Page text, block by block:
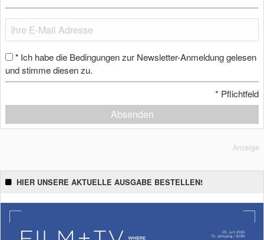
* Ich habe die Bedingungen zur Newsletter-Anmeldung gelesen
und stimme diesen zu.
* Pflichtfeld
Absenden
Anzeige
HIER UNSERE AKTUELLE AUSGABE BESTELLEN!